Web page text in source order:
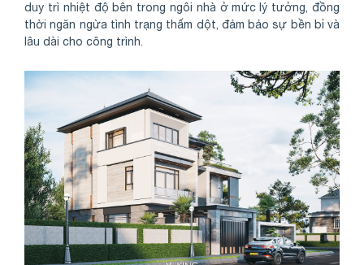
duy trì nhiệt độ bên trong ngôi nhà ở mức lý tưởng, đồng
thời ngăn ngừa tình trạng thấm dột, đảm bảo sự bền bỉ và
lâu dài cho công trình.